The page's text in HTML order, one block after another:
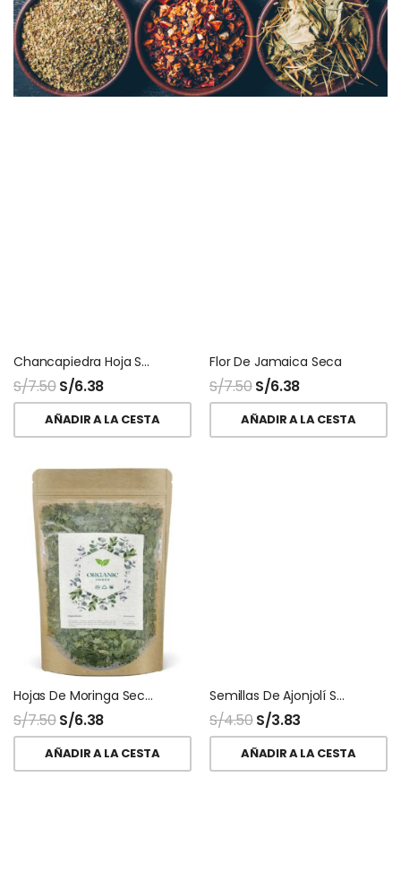
Chancapiedra Hoja Seca
S/7.50S/6.38
AÑADIR A LA CESTA
Flor De Jamaica Seca
S/7.50S/6.38
AÑADIR A LA CESTA
Hojas De Moringa Secas Deshidratadas
S/7.50S/6.38
AÑADIR A LA CESTA
Semillas De Ajonjolí Sésamo
S/4.50S/3.83
AÑADIR A LA CESTA